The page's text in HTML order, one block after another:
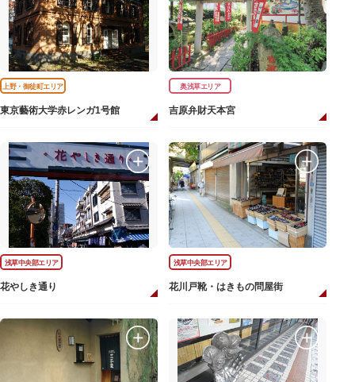
上野・御徒町エリア
東京藝術大学赤レンガ1号館
奥浅草エリア
吉原弁財天本宮
浅草中央部エリア
花やしき通り
浅草中央部エリア
花川戸靴・はきもの問屋街